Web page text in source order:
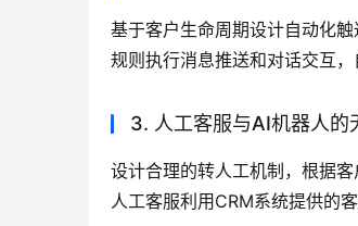
基于客户生命周期设计自动化
规则执行消息推送和对话交互
3. 人工客服与AI机器人的
设计合理的转人工机制，根据
人工客服利用CRM系统提供的